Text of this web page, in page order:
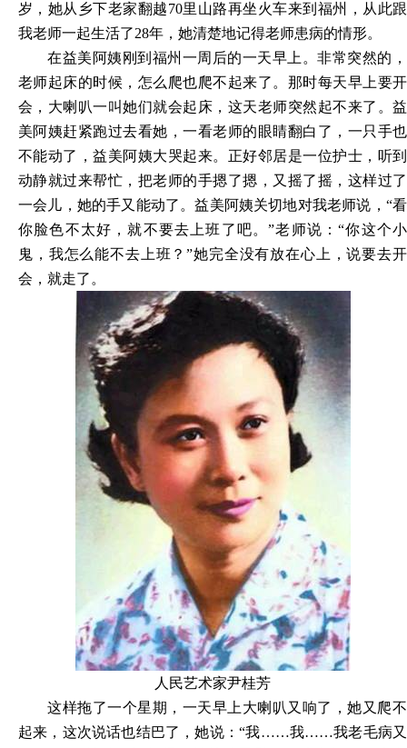
岁，她从乡下老家翻越70里山路再坐火车来到福州，从此跟
我老师一起生活了28年，她清楚地记得老师患病的情形。
在益美阿姨刚到福州一周后的一天早上。非常突然的，
老师起床的时候，怎么爬也爬不起来了。那时每天早上要开
会，大喇叭一叫她们就会起床，这天老师突然起不来了。益
美阿姨赶紧跑过去看她，一看老师的眼睛翻白了，一只手也
不能动了，益美阿姨大哭起来。正好邻居是一位护士，听到
动静就过来帮忙，把老师的手摁了摁，又摇了摇，这样过了
一会儿，她的手又能动了。益美阿姨关切地对我老师说，“看
你脸色不太好，就不要去上班了吧。”老师说：“你这个小
鬼，我怎么能不去上班？”她完全没有放在心上，说要去开
会，就走了。
人民艺术家尹桂芳
这样拖了一个星期，一天早上大喇叭又响了，她又爬不
起来，这次说话也结巴了，她说：“我……我……我老毛病又